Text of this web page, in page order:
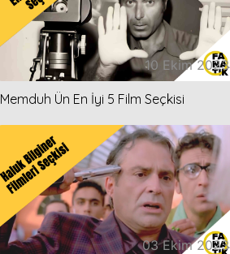
10 Ekim 2023
Memduh Ün En İyi 5 Film Seçkisi
03 Ekim 2023